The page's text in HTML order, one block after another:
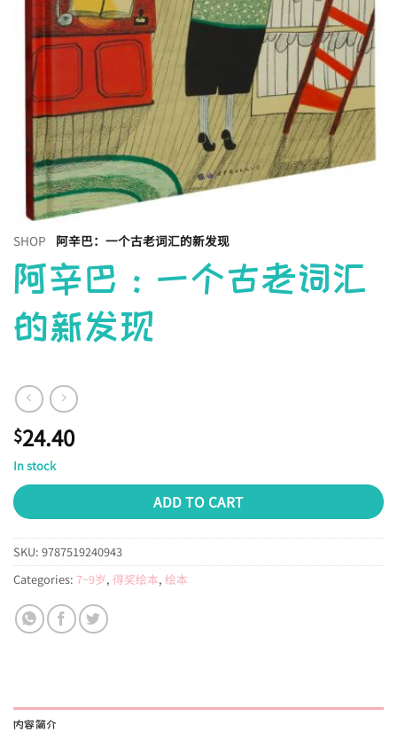
SHOP 阿辛巴：一个古老词汇的新发现
阿辛巴：一个古老词汇
的新发现
$24.40
In stock
ADD TO CART
SKU: 9787519240943
Categories: 7~9岁, 得奖绘本, 绘本
内容简介